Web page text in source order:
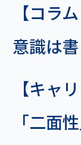
【コラ
意識は
【キャ
「二面性